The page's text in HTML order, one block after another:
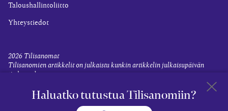
Taloushallintoliitto
Yhteystiedot
2026 Tilisanomat
Tilisanomien artikkelit on julkaistu kunkin artikkelin julkaisupäivän
tiedon valossa.
EvästevalinnatHaluatko tutustua Tilisanomiin?